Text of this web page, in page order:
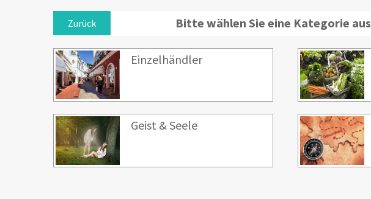
Zurück Bitte wählen Sie eine Kategorie aus
Einzelhändler
Geist & Seele